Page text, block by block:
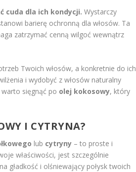
cuda dla ich kondycji. Wystarczy
barierę ochronną dla włosów. Ta
zatrzymać cenną wilgoć wewnątrz
Twoich włosów, a konkretnie do ich
i wydobyć z włosów naturalny
sięgnąć po olej kokosowy, który
I CYTRYNA?
lub cytryny – to proste i
właściwości, jest szczególnie
gładkość i olśniewający połysk twoich